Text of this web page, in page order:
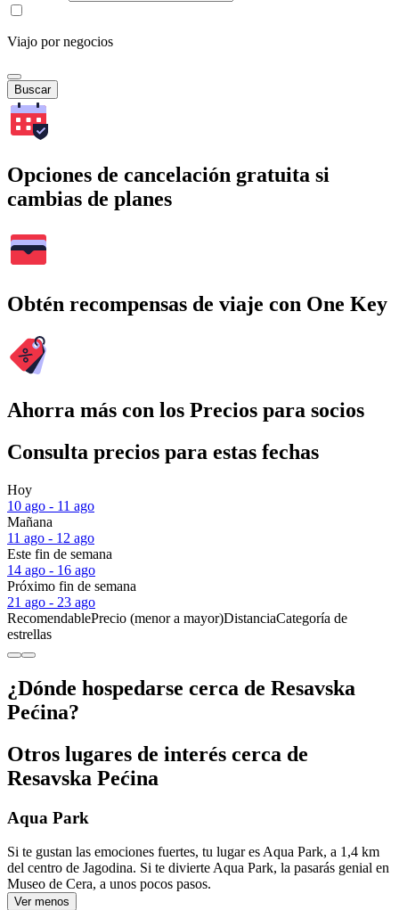
Viajo por negocios
Buscar
Opciones de cancelación gratuita si
cambias de planes
Obtén recompensas de viaje con One Key
Ahorra más con los Precios para socios
Consulta precios para estas fechas
Hoy
10 ago - 11 ago
Mañana
11 ago - 12 ago
Este fin de semana
14 ago - 16 ago
Próximo fin de semana
21 ago - 23 ago
RecomendablePrecio (menor a mayor)DistanciaCategoría de
estrellas
¿Dónde hospedarse cerca de Resavska
Pećina?
Otros lugares de interés cerca de
Resavska Pećina
Aqua Park
Si te gustan las emociones fuertes, tu lugar es Aqua Park, a 1,4 km
del centro de Jagodina. Si te divierte Aqua Park, la pasarás genial en
Museo de Cera, a unos pocos pasos.
Ver menos